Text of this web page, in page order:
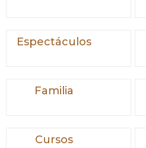
Espectáculos
Familia
Cursos